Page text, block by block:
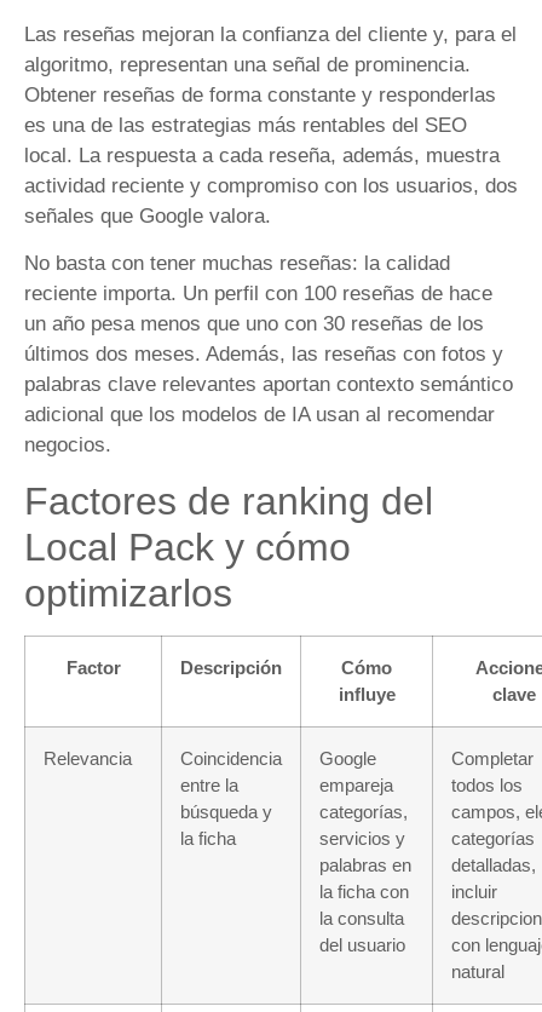
Las reseñas mejoran la confianza del cliente y, para el
algoritmo, representan una señal de prominencia.
Obtener reseñas de forma constante y responderlas
es una de las estrategias más rentables del SEO
local. La respuesta a cada reseña, además, muestra
actividad reciente y compromiso con los usuarios, dos
señales que Google valora.
No basta con tener muchas reseñas: la calidad
reciente importa. Un perfil con 100 reseñas de hace
un año pesa menos que uno con 30 reseñas de los
últimos dos meses. Además, las reseñas con fotos y
palabras clave relevantes aportan contexto semántico
adicional que los modelos de IA usan al recomendar
negocios.
Factores de ranking del
Local Pack y cómo
optimizarlos
Factor Descripción
Cómo
influye
clave
Relevancia
Coincidencia
entre la
búsqueda y
la ficha
Google
empareja
categorías,
servicios y
palabras en
la ficha con
la consulta
del usuario
Completar
todos los
campos,
categorías
detalladas,
incluir
con
natural